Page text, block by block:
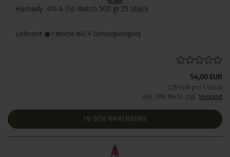
Hornady .416 A-Tip Match 500 gr 25 Stück
Lieferzeit: 1 Woche NACH Zahlungseingang
54,00 EUR
2,16 EUR pro 1 Stück
inkl. 19% MwSt. zzgl. Versand
IN DEN WARENKORB